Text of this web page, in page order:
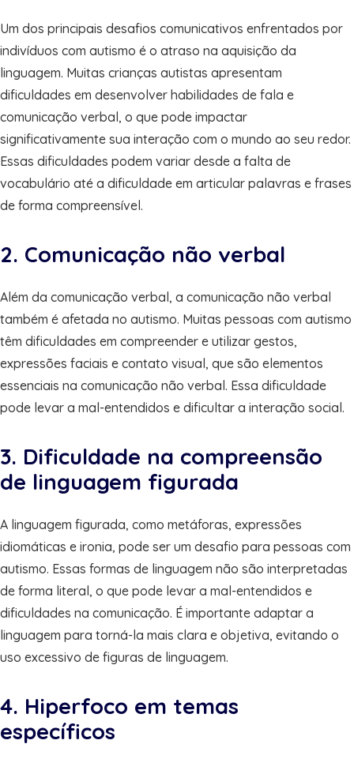
Um dos principais desafios comunicativos enfrentados por
indivíduos com autismo é o atraso na aquisição da
linguagem. Muitas crianças autistas apresentam
dificuldades em desenvolver habilidades de fala e
comunicação verbal, o que pode impactar
significativamente sua interação com o mundo ao seu redor.
Essas dificuldades podem variar desde a falta de
vocabulário até a dificuldade em articular palavras e frases
de forma compreensível.
2. Comunicação não verbal
Além da comunicação verbal, a comunicação não verbal
também é afetada no autismo. Muitas pessoas com autismo
têm dificuldades em compreender e utilizar gestos,
expressões faciais e contato visual, que são elementos
essenciais na comunicação não verbal. Essa dificuldade
pode levar a mal-entendidos e dificultar a interação social.
3. Dificuldade na compreensão
de linguagem figurada
A linguagem figurada, como metáforas, expressões
idiomáticas e ironia, pode ser um desafio para pessoas com
autismo. Essas formas de linguagem não são interpretadas
de forma literal, o que pode levar a mal-entendidos e
dificuldades na comunicação. É importante adaptar a
linguagem para torná-la mais clara e objetiva, evitando o
uso excessivo de figuras de linguagem.
4. Hiperfoco em temas
específicos